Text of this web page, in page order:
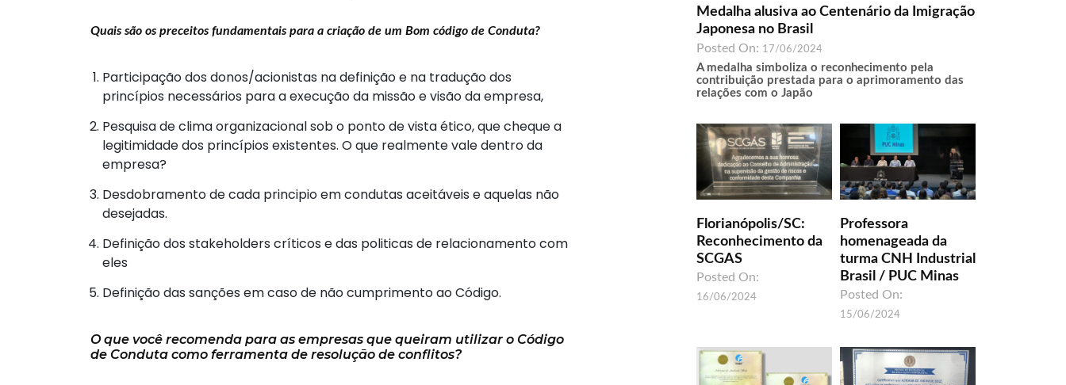
Quais são os preceitos fundamentais para a criação de um Bom código de Conduta?
Participação dos donos/acionistas na definição e na tradução dos
princípios necessários para a execução da missão e visão da empresa,
Pesquisa de clima organizacional sob o ponto de vista ético, que cheque a
legitimidade dos princípios existentes. O que realmente vale dentro da
empresa?
Desdobramento de cada principio em condutas aceitáveis e aquelas não
desejadas.
Definição dos stakeholders críticos e das politicas de relacionamento com
eles
Definição das sanções em caso de não cumprimento ao Código.
O que você recomenda para as empresas que queiram utilizar o Código
de Conduta como ferramenta de resolução de conflitos?
Medalha alusiva ao Centenário da Imigração
Japonesa no Brasil
Posted On: 17/06/2024
A medalha simboliza o reconhecimento pela
contribuição prestada para o aprimoramento das
relações com o Japão
Florianópolis/SC:
Reconhecimento da
SCGAS
Posted On:
16/06/2024
Professora
homenageada da
turma CNH Industrial
Brasil / PUC Minas
Posted On:
15/06/2024